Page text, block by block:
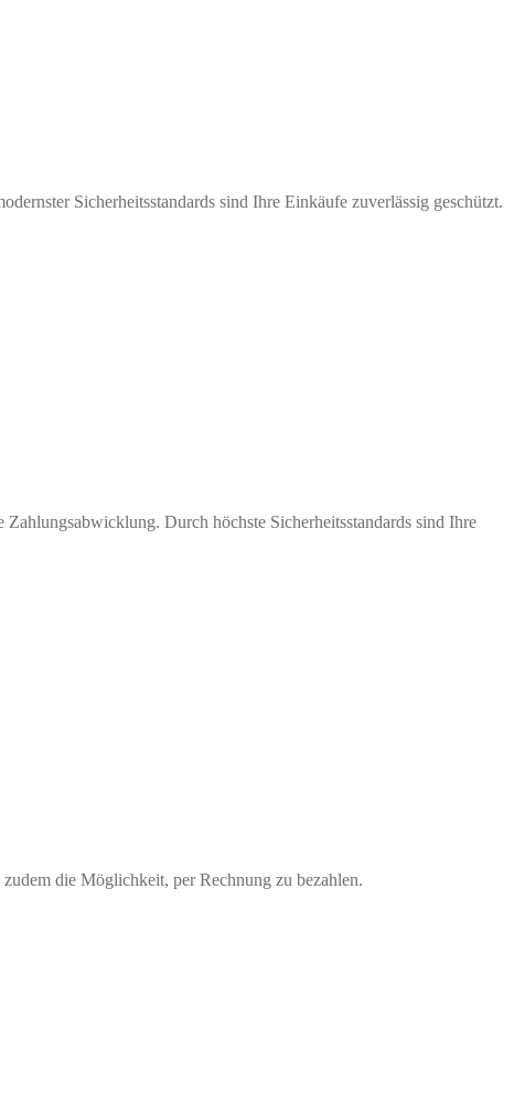
Sicherheitsstandards sind Ihre Einkäufe zuverlässig geschützt.
Durch höchste Sicherheitsstandards sind Ihre
die Möglichkeit, per Rechnung zu bezahlen.